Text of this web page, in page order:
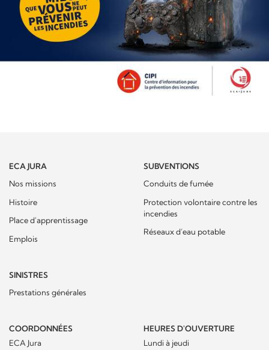
ECA JURA
Nos missions
Histoire
Place d'apprentissage
Emplois
SUBVENTIONS
Conduits de fumée
Protection volontaire contre les
incendies
Réseaux d’eau potable
SINISTRES
Prestations générales
COORDONNÉES
ECA Jura
HEURES D'OUVERTURE
Lundi à jeudi